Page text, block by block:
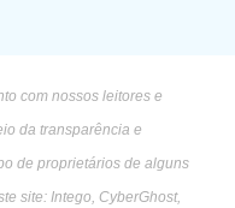
com nossos leitores e
da transparência e
de proprietários de alguns
site: Intego, CyberGhost,